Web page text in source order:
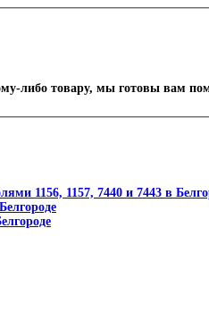
либо товару, мы готовы вам
1156, 1157, 7440 и 7443 в